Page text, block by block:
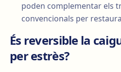
poden complementar els
convencionals per
És reversible la
per estrès?